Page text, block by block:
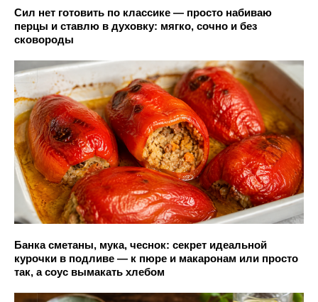
Сил нет готовить по классике — просто набиваю
перцы и ставлю в духовку: мягко, сочно и без
сковороды
Банка сметаны, мука, чеснок: секрет идеальной
курочки в подливе — к пюре и макаронам или просто
так, а соус вымакать хлебом